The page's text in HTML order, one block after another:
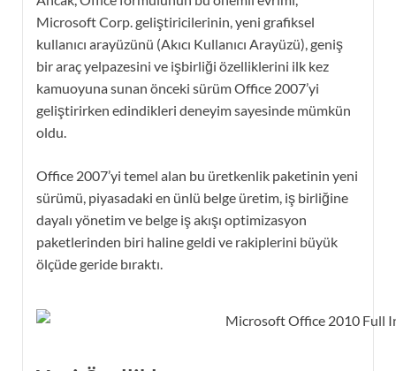
Microsoft Corp. geliştiricilerinin, yeni grafiksel
kullanıcı arayüzünü (Akıcı Kullanıcı Arayüzü), geniş
bir araç yelpazesini ve işbirliği özelliklerini ilk kez
kamuoyuna sunan önceki sürüm Office 2007’yi
geliştirirken edindikleri deneyim sayesinde mümkün
oldu.
Office 2007’yi temel alan bu üretkenlik paketinin yeni
sürümü, piyasadaki en ünlü belge üretim, iş birliğine
dayalı yönetim ve belge iş akışı optimizasyon
paketlerinden biri haline geldi ve rakiplerini büyük
ölçüde geride bıraktı.